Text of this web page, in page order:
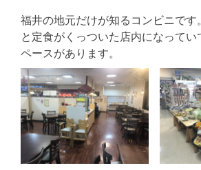
福井の地元だけが知るコンビニです
と定食がくっついた店内になってい
ペースがあります。